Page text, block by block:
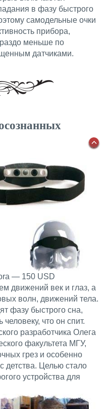
в фазу быстрого
самодельные очки
прибора,
меньше по
датчиками.
— 150 USD
движений век и глаз, а
волн, движений тела.
фазу быстрого сна,
что он спит.
разработчика Олега
факультета МГУ,
грез и особенно
детства. Целью стало
устройства для